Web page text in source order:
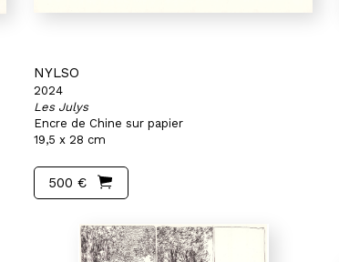
NYLSO
2024
Les Julys
Encre de Chine sur papier
19,5 x 28 cm
500 €